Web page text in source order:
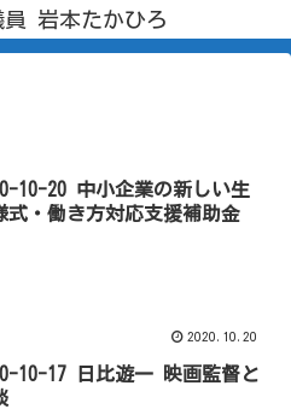
員 岩本たかひろ
10-20 中小企業の新しい生
式・働き方対応支援補助金
2020.10.20
10-17 日比遊一 映画監督と